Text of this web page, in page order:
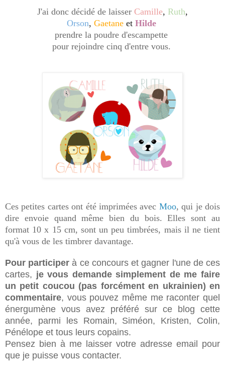
J'ai donc décidé de laisser Camille, Ruth,
Orson, Gaetaneet Hilde
prendre la poudre d'escampette
pour rejoindre cinq d'entre vous.
Ces petites cartes ont été imprimées avec Moo, qui je dois
dire envoie quand même bien du bois. Elles sont au
format 10 x 15 cm, sont un peu timbrées, mais il ne tient
qu'à vous de les timbrer davantage.
Pour participer à ce concours et gagner l'une de ces
cartes, je vous demande simplement de me faire
un petit coucou (pas forcément en ukrainien) en
commentaire, vous pouvez même me raconter quel
énergumène vous avez préféré sur ce blog cette
année, parmi les Romain, Siméon, Kristen, Colin,
Pénélope et tous leurs copains.
Pensez bien à me laisser votre adresse email pour
que je puisse vous contacter.